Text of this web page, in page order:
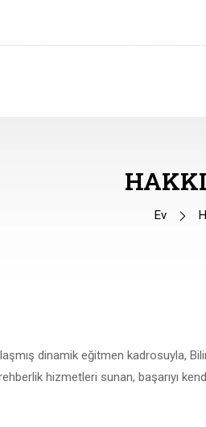
Ev
dinamik eğitmen kadrosuyla,
hizmetleri sunan, başarıyı